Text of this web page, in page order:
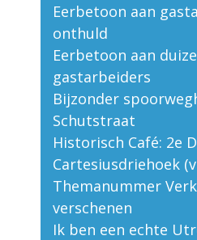
Eerbetoon aan
onthuld
Eerbetoon aan
gastarbeiders
Bijzonder
Schutstraat
Historisch Café: 2e
Cartesiusdriehoek
Themanummer
verschenen
Ik ben een echte